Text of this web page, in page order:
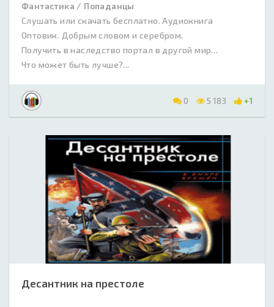
Фантастика / Попаданцы
Слушать или скачать бесплатно. Аудиокнига
Оптовик. Добрым словом и серебром.
Получить в наследство портал в другой мир…
Что может быть лучше?...
0 5 183 +1
Десантник на престоле